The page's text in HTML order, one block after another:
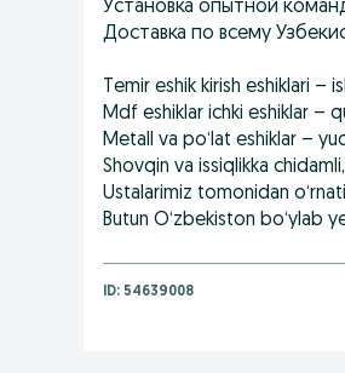
Установка опытной
Доставка по всему
Temir eshik kirish eshiklari –
Mdf eshiklar ichki eshiklar –
Metall va po‘lat eshiklar –
Shovqin va issiqlikka
Ustalarimiz tomonidan
Butun O‘zbekiston bo‘ylab
ID: 54639008